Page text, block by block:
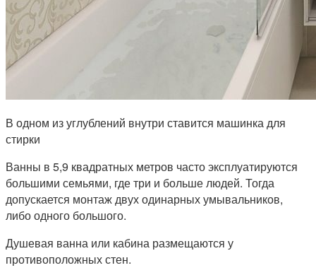
В одном из углублений внутри ставится машинка для
стирки
Ванны в 5,9 квадратных метров часто эксплуатируются
большими семьями, где три и больше людей. Тогда
допускается монтаж двух одинарных умывальников,
либо одного большого.
Душевая ванна или кабина размещаются у
противоположных стен.